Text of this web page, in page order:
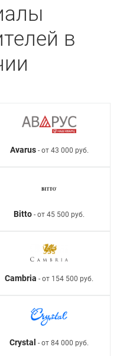
в
Avarus- от 43 000 руб.
Bitto - от 45 500 руб.
Cambria - от 154 500 руб.
Crystal - от 84 000 руб.